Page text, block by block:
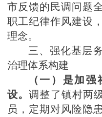
市反馈的民调问题
职工纪律作风建设
理念。
三、强化基层
治理体系构建
（一）是加
设。调整了镇村两
员，定期对风险隐